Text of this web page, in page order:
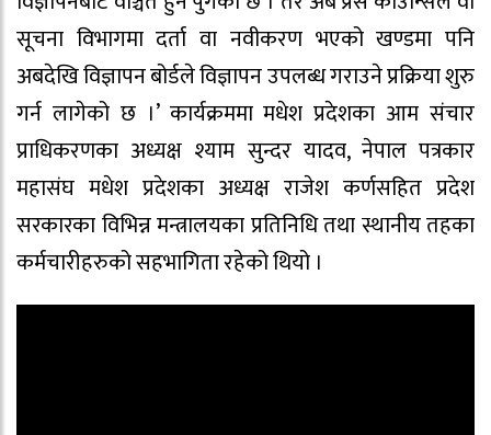
सूचना विभागमा दर्ता वा नवीकरण भएको खण्डमा पनि
अबदेखि विज्ञापन बोर्डले विज्ञापन उपलब्ध गराउने प्रक्रिया शुरु
गर्न लागेको छ ।’ कार्यक्रममा मधेश प्रदेशका आम संचार
प्राधिकरणका अध्यक्ष श्याम सुन्दर यादव, नेपाल पत्रकार
महासंघ मधेश प्रदेशका अध्यक्ष राजेश कर्णसहित प्रदेश
सरकारका विभिन्न मन्त्रालयका प्रतिनिधि तथा स्थानीय तहका
कर्मचारीहरुको सहभागिता रहेको थियो ।